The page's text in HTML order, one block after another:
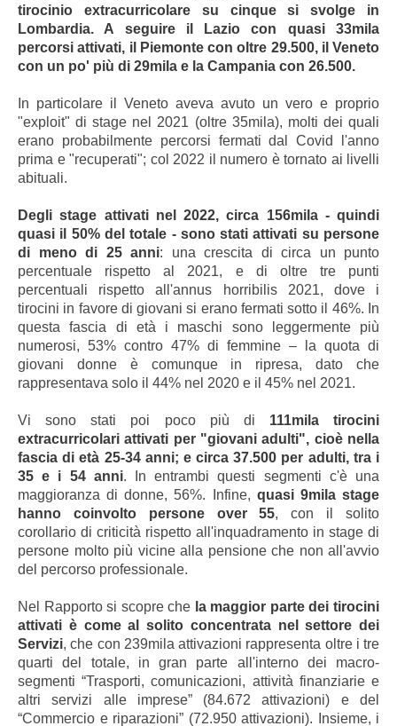
tirocinio extracurricolare su cinque si svolge in
Lombardia. A seguire il Lazio con quasi 33mila
percorsi attivati, il Piemonte con oltre 29.500, il Veneto
con un po' più di 29mila e la Campania con 26.500.
In particolare il Veneto aveva avuto un vero e proprio
"exploit" di stage nel 2021 (oltre 35mila), molti dei quali
erano probabilmente percorsi fermati dal Covid l'anno
prima e "recuperati"; col 2022 il numero è tornato ai livelli
abituali.
Degli stage attivati nel 2022, circa 156mila - quindi
quasi il 50% del totale - sono stati attivati su persone
di meno di 25 anni: una crescita di circa un punto
percentuale rispetto al 2021, e di oltre tre punti
percentuali rispetto all'annus horribilis 2021, dove i
tirocini in favore di giovani si erano fermati sotto il 46%. In
questa fascia di età i maschi sono leggermente più
numerosi, 53% contro 47% di femmine – la quota di
giovani donne è comunque in ripresa, dato che
rappresentava solo il 44% nel 2020 e il 45% nel 2021.
Vi sono stati poi poco più di 111mila tirocini
extracurricolari attivati per "giovani adulti", cioè nella
fascia di età 25-34 anni; e circa 37.500 per adulti, tra i
35 e i 54 anni. In entrambi questi segmenti c'è una
maggioranza di donne, 56%. Infine, quasi 9mila stage
hanno coinvolto persone over 55, con il solito
corollario di criticità rispetto all'inquadramento in stage di
persone molto più vicine alla pensione che non all'avvio
del percorso professionale.
Nel Rapporto si scopre che la maggior parte dei tirocini
attivati è come al solito concentrata nel settore dei
Servizi, che con 239mila attivazioni rappresenta oltre i tre
quarti del totale, in gran parte all'interno dei macro-
segmenti “Trasporti, comunicazioni, attività finanziarie e
altri servizi alle imprese” (84.672 attivazioni) e del
“Commercio e riparazioni” (72.950 attivazioni). Insieme, i